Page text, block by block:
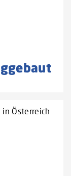
in Österreich